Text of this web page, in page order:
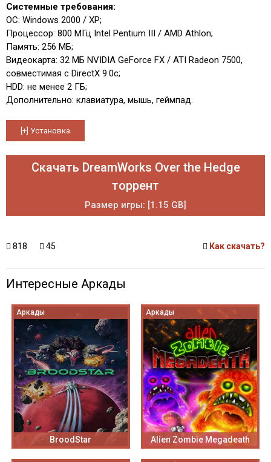
Системные требования:
ОС: Windows 2000 / XP;
Процессор: 800 МГц Intel Pentium III / AMD Athlon;
Память: 256 МБ;
Видеокарта: 32 МБ NVIDIA GeForce FX / ATI Radeon 7500,
совместимая с DirectX 9.0c;
HDD: не менее 2 ГБ;
Дополнительно: клавиатура, мышь, геймпад.
Скачать DreamWorks Over the Hedge
торрент
Размер игры: [1.15 GB]
818 45 Как скачать?
Интересные Аркады
Аркады
BroodStar
Аркады
Alien Zombie Megadeath